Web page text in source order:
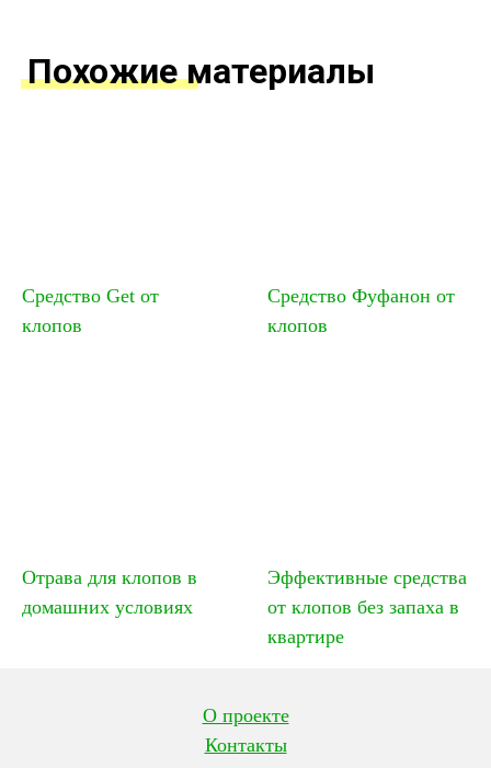
Похожие материалы
Средство Get от
клопов
Средство Фуфанон от
клопов
Отрава для клопов в
домашних условиях
Эффективные средства
от клопов без запаха в
квартире
О проекте
Контакты